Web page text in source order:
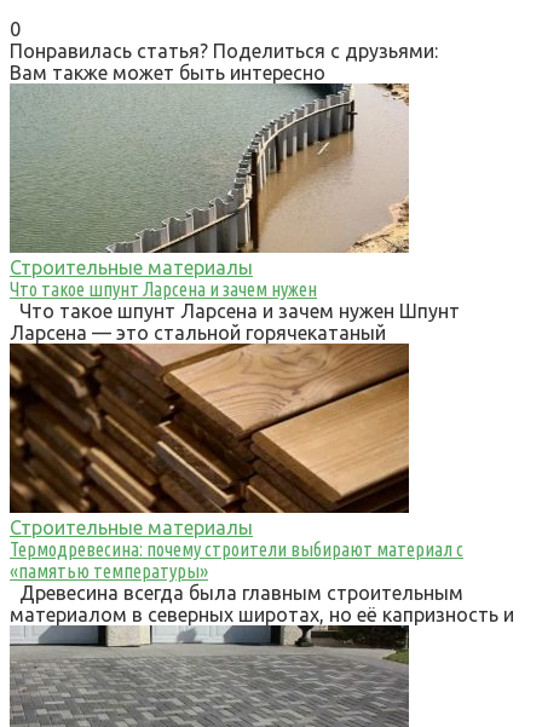
0
Понравилась статья? Поделиться с друзьями:
Вам также может быть интересно
Строительные материалы
Что такое шпунт Ларсена и зачем нужен
Что такое шпунт Ларсена и зачем нужен Шпунт
Ларсена — это стальной горячекатаный
Строительные материалы
Термодревесина: почему строители выбирают материал с
«памятью температуры»
Древесина всегда была главным строительным
материалом в северных широтах, но её капризность и